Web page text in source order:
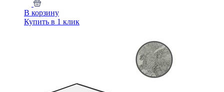
В корзину
Купить в 1 клик